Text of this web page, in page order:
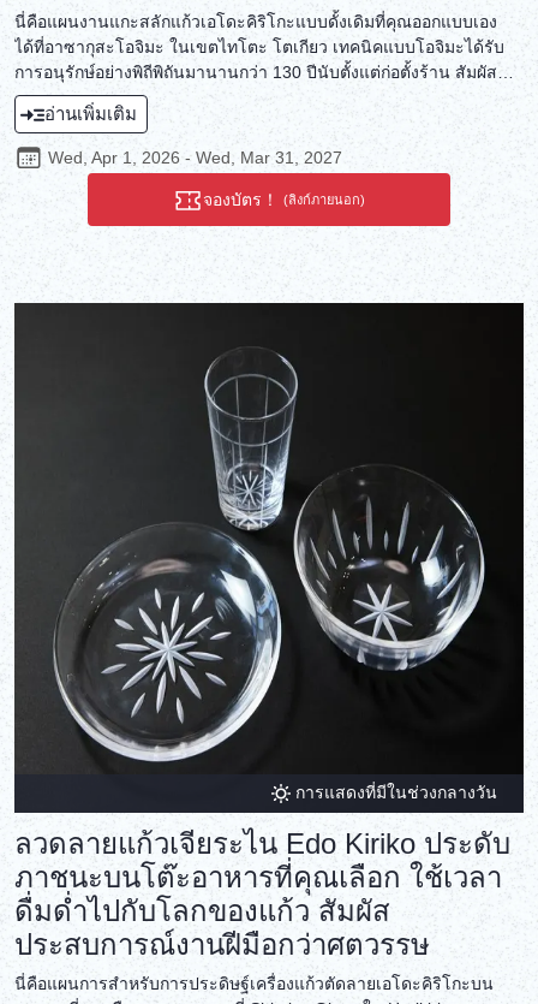
นี่คือแผนงานแกะสลักแก้วเอโดะคิริโกะแบบดั้งเดิมที่คุณออกแบบเอง
ได้ที่อาซากุสะโอจิมะ ในเขตไทโตะ โตเกียว เทคนิคแบบโอจิมะได้รับ
การอนุรักษ์อย่างพิถีพิถันมานานกว่า 130 ปีนับตั้งแต่ก่อตั้งร้าน สัมผัส
ประเพณีการแกะสลักแก้วเอโดะคิริโกะ ซึ่งได้รับการยกย่องอย่างสูงจน
ได้รับเลือกให้เป็นผลิตภัณฑ์หัตถกรรมดั้งเดิมของญี่ปุ่นโดยรัฐมนตรี
ว่าการกระทรวงเศรษฐกิจ การค้า และอุตสาหกรรมในปี พ.ศ. 2545 เติม
ชีวิตชีวาให้กับงานออกแบบของคุณด้วยเทคนิคช่างฝีมือ
อ่านเพิ่มเติม
Wed, Apr 1, 2026 - Wed, Mar 31, 2027
จองบัตร！ (ลิงก์ภายนอก)
การแสดงที่มีในช่วงกลางวัน
ลวดลายแก้วเจียระไน Edo Kiriko ประดับ
ภาชนะบนโต๊ะอาหารที่คุณเลือก ใช้เวลา
ดื่มด่ำไปกับโลกของแก้ว สัมผัส
ประสบการณ์งานฝีมือกว่าศตวรรษ
นี่คือแผนการสำหรับการประดิษฐ์เครื่องแก้วตัดลายเอโดะคิริโกะบน